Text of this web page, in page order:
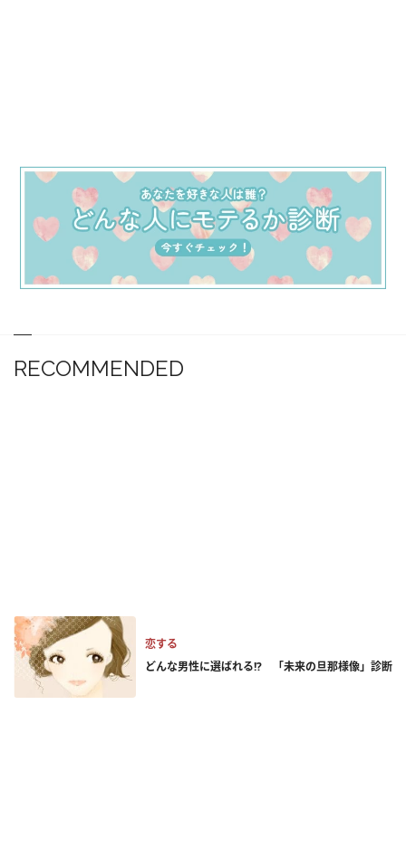
RECOMMENDED
恋する
どんな男性に選ばれる!? 「未来の旦那様像」診断